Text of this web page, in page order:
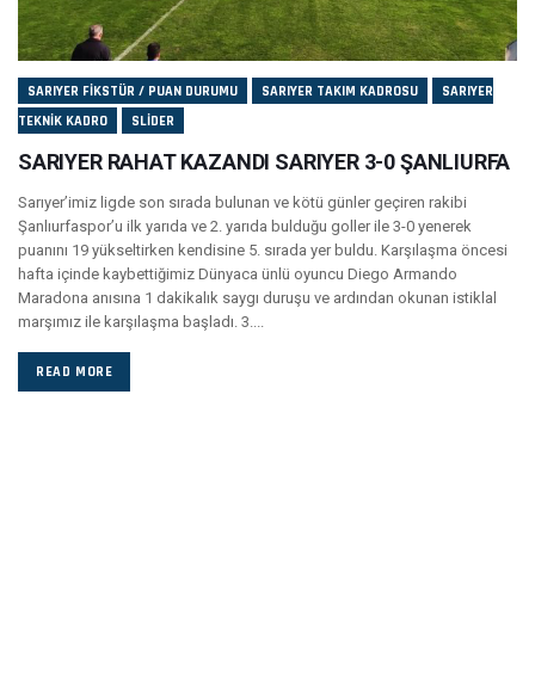
SARIYER FIKSTÜR / PUAN DURUMU SARIYER TAKIM KADROSU
SARIYER
TEKNIK KADRO
SLIDER
SARIYER RAHAT KAZANDI SARIYER 3-0 ŞANLIURFA
Sarıyer’imiz ligde son sırada bulunan ve kötü günler geçiren rakibi
Şanlıurfaspor’u ilk yarıda ve 2. yarıda bulduğu goller ile 3-0 yenerek
puanını 19 yükseltirken kendisine 5. sırada yer buldu. Karşılaşma öncesi
hafta içinde kaybettiğimiz Dünyaca ünlü oyuncu Diego Armando
Maradona anısına 1 dakikalık saygı duruşu ve ardından okunan istiklal
marşımız ile karşılaşma başladı. 3....
READ MORE